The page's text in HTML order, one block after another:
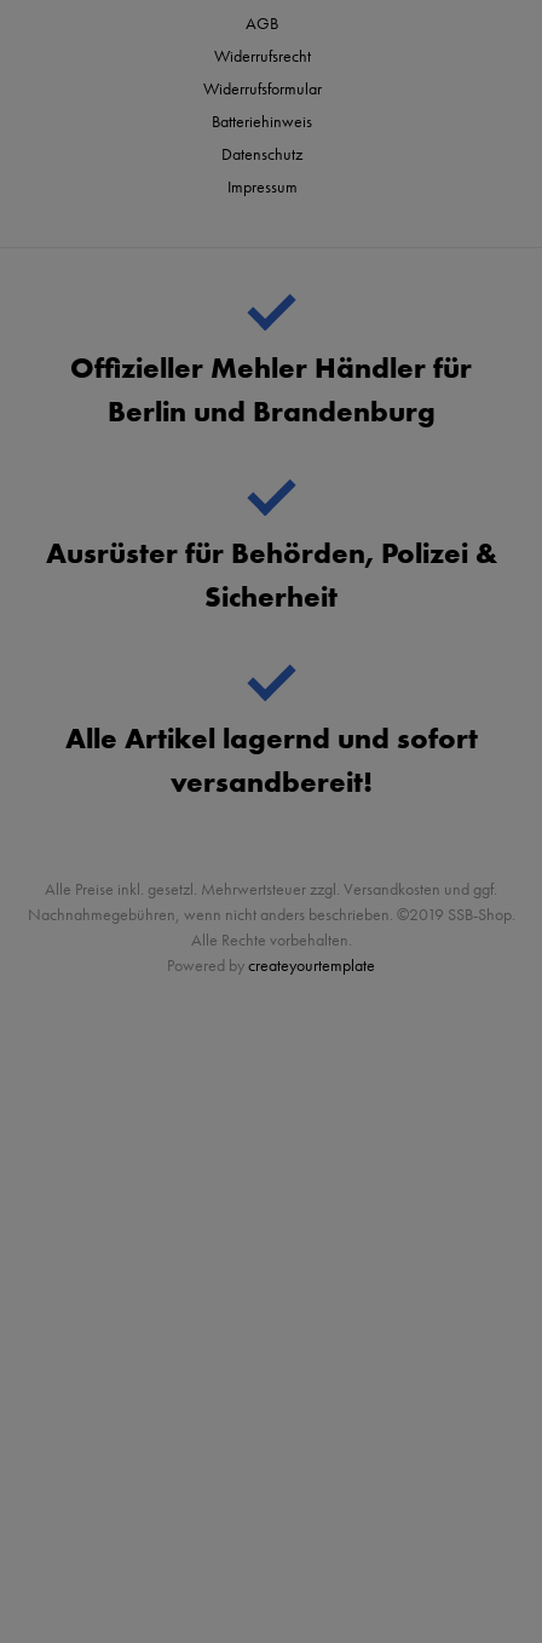
AGB
Widerrufsrecht
Widerrufsformular
Batteriehinweis
Datenschutz
Impressum
Offizieller Mehler Händler für
Berlin und Brandenburg
Ausrüster für Behörden, Polizei &
Sicherheit
Alle Artikel lagernd und sofort
versandbereit!
Alle Preise inkl. gesetzl. Mehrwertsteuer zzgl. Versandkosten und ggf.
Nachnahmegebühren, wenn nicht anders beschrieben. ©2019 SSB-Shop.
Alle Rechte vorbehalten.
Powered bycreateyourtemplate